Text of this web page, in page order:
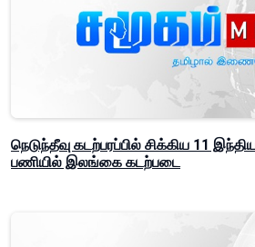
நெடுந்தீவு கடற்பரப்பில் சிக்கிய 11
பணியில் இலங்கை கடற்படை